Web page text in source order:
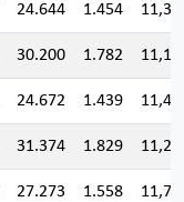
24.644 1.454
30.200 1.782
24.672 1.439
31.374 1.829
27.273 1.558